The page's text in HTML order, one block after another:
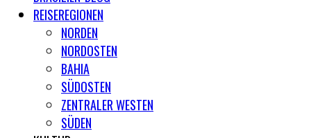
REISEREGIONEN
NORDEN
NORDOSTEN
BAHIA
SÜDOSTEN
ZENTRALER WESTEN
SÜDEN